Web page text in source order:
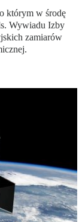
którym w środę
Wywiadu Izby
zamiarów